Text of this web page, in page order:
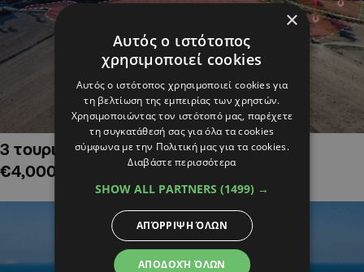
3 τουριστικά χωράφια στην Αλαμινό,
€4,000,000
×
Αυτός ο ιστότοπος
χρησιμοποιεί cookies
Αυτός ο ιστότοπος χρησιμοποιεί cookies για
τη βελτίωση της εμπειρίας των χρηστών.
Χρησιμοποιώντας τον ιστότοπό μας, παρέχετε
τη συγκατάθεσή σας για όλα τα cookies
σύμφωνα με την Πολιτική μας για τα cookies.
Διαβάστε περισσότερα
SHOW ALL PARTNERS (1499) →
ΑΠΟΔΟΧΉ ΌΛΩΝ
ΑΠΌΡΡΙΨΗ ΌΛΩΝ